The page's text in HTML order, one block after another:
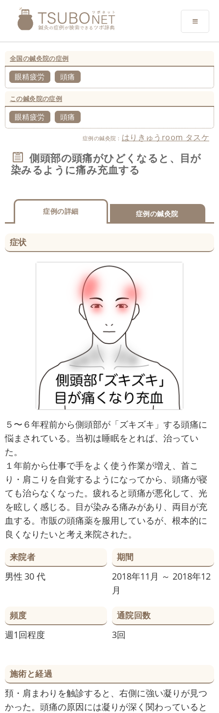
全国の鍼灸院の症例
眼精疲労 頭痛
この鍼灸院の症例
眼精疲労 頭痛
症例の鍼灸院： はりきゅうroom タスケ
側頭部の頭痛がひどくなると、目が
染みるように痛み充血する
症例の詳細 症例の鍼灸院
症状
５〜６年程前から側頭部が「ズキズキ」する頭痛に
悩まされている。当初は睡眠をとれば、治ってい
た。
１年前から仕事で手をよく使う作業が増え、首こ
り・肩こりを自覚するようになってから、頭痛が寝
ても治らなくなった。疲れると頭痛が悪化して、光
を眩しく感じる。目が染みる痛みがあり、両目が充
血する。市販の頭痛薬を服用しているが、根本的に
良くなりたいと考え来院された。
来院者
男性 30 代
期間
2018年11月 ～ 2018年12
月
頻度
週1回程度
通院回数
3回
施術と経過
頚・肩まわりを触診すると、右側に強い凝りが見つ
かった。頭痛の原因には凝りが深く関わっていると